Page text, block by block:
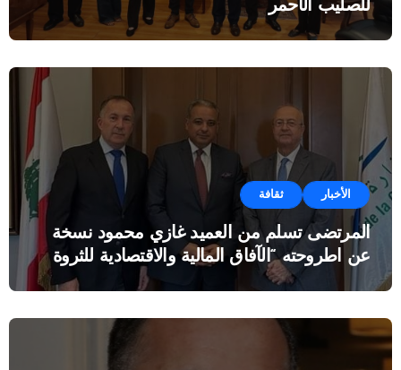
للصليب الأحمر
الأخبار ثقافة
المرتضى تسلم من العميد غازي محمود نسخة
عن اطروحته “الآفاق المالية والاقتصادية للثروة